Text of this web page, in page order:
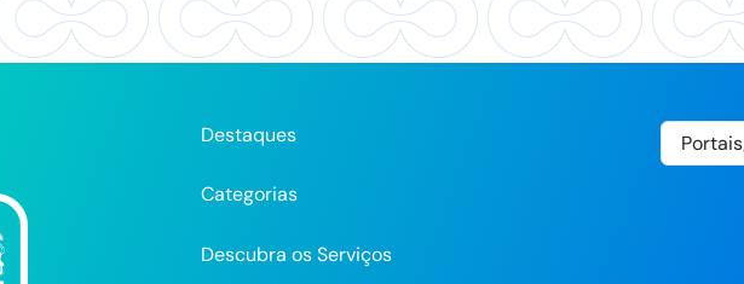
Destaques
Categorias
Descubra os Serviços